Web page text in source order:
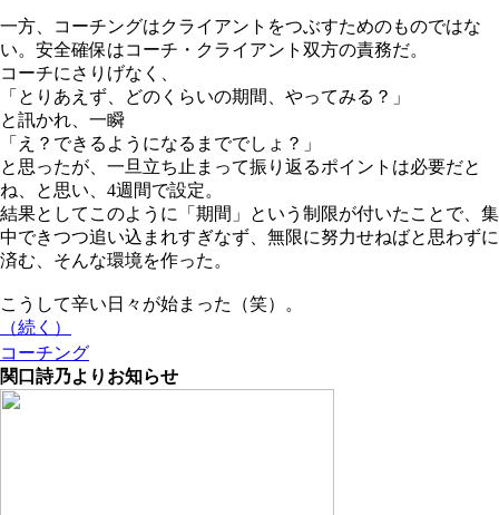
一方、コーチングはクライアントをつぶすためのものではな
い。安全確保はコーチ・クライアント双方の責務だ。
コーチにさりげなく、
「とりあえず、どのくらいの期間、やってみる？」
と訊かれ、一瞬
「え？できるようになるまででしょ？」
と思ったが、一旦立ち止まって振り返るポイントは必要だと
ね、と思い、4週間で設定。
結果としてこのように「期間」という制限が付いたことで、集
中できつつ追い込まれすぎなず、無限に努力せねばと思わずに
済む、そんな環境を作った。
こうして辛い日々が始まった（笑）。
（続く）
コーチング
関口詩乃よりお知らせ